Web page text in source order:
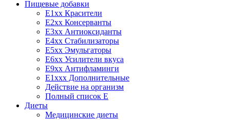
Пищевые добавки
E1xx Красители
E2xx Консерванты
E3xx Антиоксиданты
E4xx Стабилизаторы
E5xx Эмульгаторы
E6xx Усилители вкуса
E9xx Антифламинги
E1xxx Дополнительные
Действие на организм
Полный список E
Диеты
Медицинские диеты